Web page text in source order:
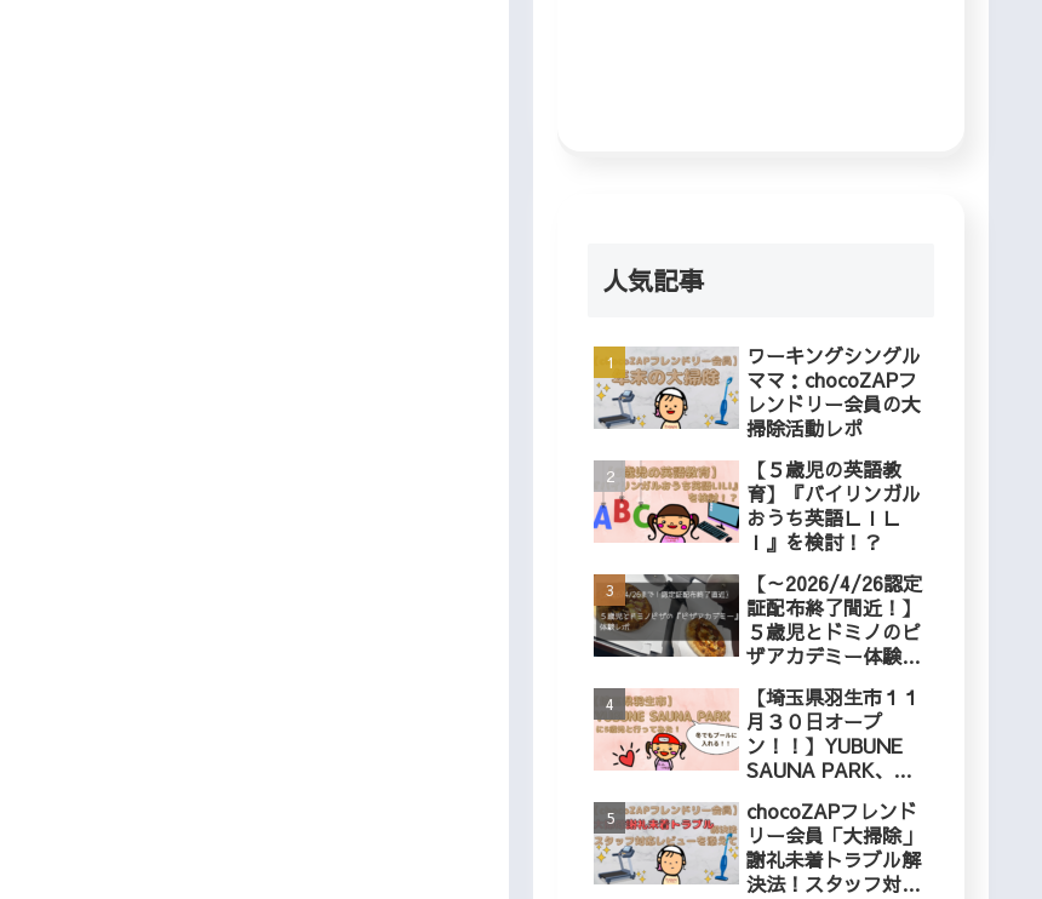
人気記事
ワーキングシングル
ママ：chocoZAPフ
レンドリー会員の大
掃除活動レポ
【５歳児の英語教
育】『バイリンガル
おうち英語ＬＩＬ
Ｉ』を検討！？
【～2026/4/26認定
証配布終了間近！】
５歳児とドミノのピ
ザアカデミー体験レ
【埼玉県羽生市１１
月３０日オープ
ン！！】YUBUNE
SAUNA PARK、冬
５歳児と行ってきま
した！
chocoZAPフレンド
リー会員「大掃除」
謝礼未着トラブル解
決法！スタッフ対応